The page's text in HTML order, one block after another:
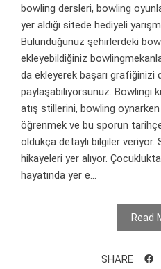
bowling dersleri, bowling
yer aldığı sitede hediyeli
Bulunduğunuz şehirlerdeki
ekleyebildiğiniz
da ekleyerek başarı grafiğinizi
paylaşabiliyorsunuz. Bowlingi
atış stillerini, bowling
öğrenmek ve bu sporun
oldukça detaylı bilgiler veriyor.
hikayeleri yer alıyor.
hayatında yer e...
Read
SHARE